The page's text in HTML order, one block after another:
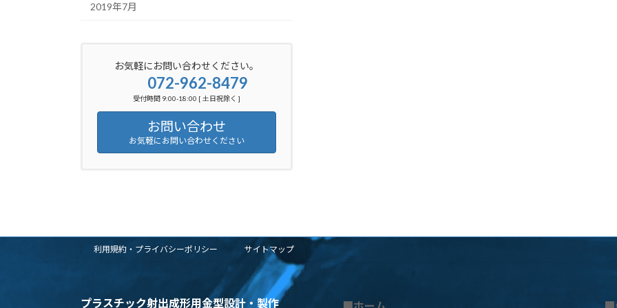
2019年7月
お気軽にお問い合わせください。
072-962-8479
受付時間 9:00-18:00 [ 土日祝除く ]
お問い合わせ
お気軽にお問い合わせください
利用規約・プライバシーポリシー サイトマップ
プラスチック射出成形用金型設計・製作